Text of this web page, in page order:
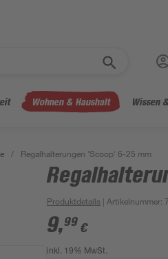
Wohnen & Haushalt Wissen
/ Regalhalterungen 'Scoop' 6-25 mm
Produktdetails | Artikelnummer:
9,99 €
inkl. 19% MwSt.